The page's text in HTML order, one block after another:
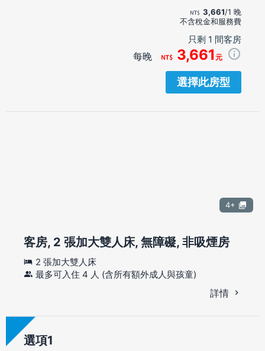
3,661/1 晚
不含稅金和服務費
只剩 1 間客房
每晚 3,661 元
選擇此房型
4+
客房, 2 張加大雙人床, 無障礙, 非吸煙房
2 張加大雙人床
最多可入住 4 人 (含所有額外成人與孩童)
詳情
選項